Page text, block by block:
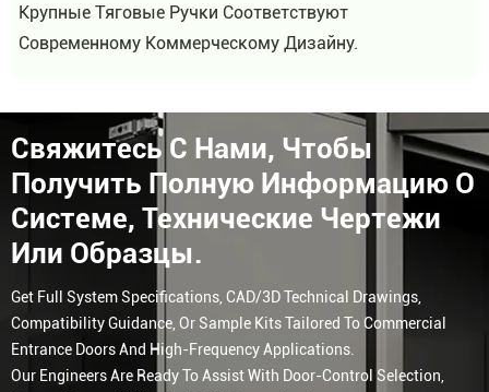
Крупные Тяговые Ручки Соответствуют
Современному Коммерческому Дизайну.
Свяжитесь С Нами, Чтобы
Получить Полную Информацию О
Системе, Технические Чертежи
Или Образцы.
Get Full System Specifications, CAD/3D Technical Drawings,
Compatibility Guidance, Or Sample Kits Tailored To Commercial
Entrance Doors And High-Frequency Applications.
Our Engineers Are Ready To Assist With Door-Control Selection,